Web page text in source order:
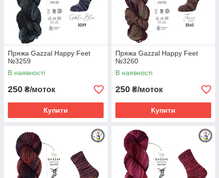
Пряжа Gazzal Happy Feet
№3259
В наявності
250 ₴/моток
Купити
Пряжа Gazzal Happy Feet
№3260
В наявності
250 ₴/моток
Купити